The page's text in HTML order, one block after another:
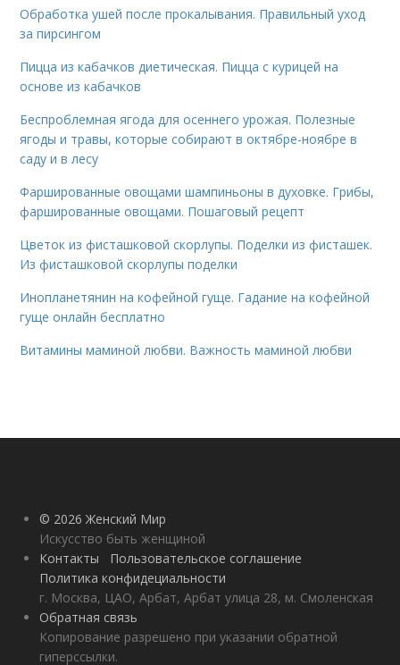
Обработка ушей после прокалывания. Правильный уход
за пирсингом
Пицца из кабачков диетическая. Пицца с курицей на
основе из кабачков
Беспроблемная ягода для осеннего урожая. Полезные
ягоды и травы, которые собирают в октябре-ноябре в
саду и в лесу
Фаршированные овощами шампиньоны в духовке. Грибы,
фаршированные овощами. Пошаговый рецепт
Цветок из фисташковой скорлупы. Поделки из фисташек.
Из фисташковой скорлупы поделки
Инопланетянин на кофейной гуще. Гадание на кофейной
гуще онлайн бесплатно
Витамины маминой любви. Важность маминой любви
© 2026 Женский Мир
Искусство быть женщиной
Контакты
Пользовательское соглашение
Политика конфидециальности
г. Москва, ЦАО, Арбат, Арбат улица 28, м. Смоленская
Обратная связь
Копирование разрешено при указании обратной
гиперссылки.